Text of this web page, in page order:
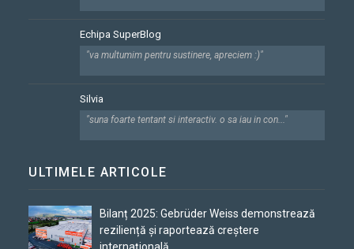
Echipa SuperBlog
"va multumim pentru sustinere, apreciem :)"
Silvia
"suna foarte tentant si interactiv. o sa iau in con..."
ULTIMELE ARTICOLE
Bilanț 2025: Gebrüder Weiss demonstrează
reziliență și raportează creștere